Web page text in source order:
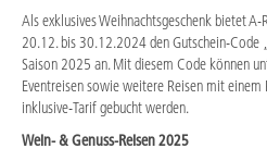
Als exklusives Weihnachtsgeschenk bietet
20.12. bis 30.12.2024 den Gutschein-Code
Saison 2025 an. Mit diesem Code können
Eventreisen sowie weitere Reisen mit
inklusive-Tarif gebucht werden.
Wein- & Genuss-Reisen 2025